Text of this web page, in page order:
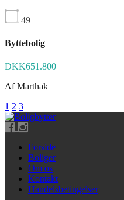
49
Byttebolig
DKK651.800
AfMarthak
1 2 3
Forside
Boliger
Om os
Kontakt
Handelsbetingelser